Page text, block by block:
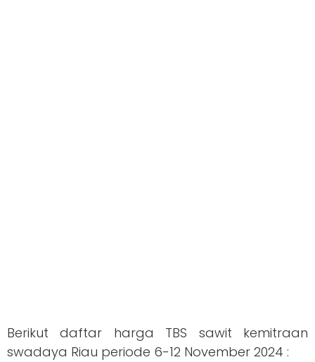
Berikut daftar harga TBS sawit kemitraan
swadaya Riau periode 6-12 November 2024 :